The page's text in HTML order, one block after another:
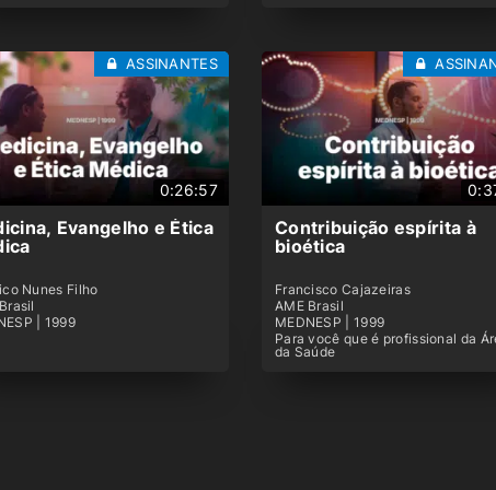
0:26:57
Evangelho e Ética
Nunes Filho
| 1999
ASSINANTES
Contribuição espírita à
bioética
Francisco Cajazeiras
AME Brasil
MEDNESP | 1999
Para você que é profissional da
da Saúde